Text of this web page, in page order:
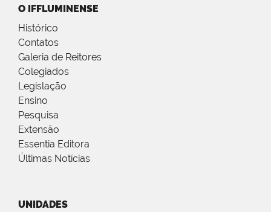
O IFFLUMINENSE
Histórico
Contatos
Galeria de Reitores
Colegiados
Legislação
Ensino
Pesquisa
Extensão
Essentia Editora
Últimas Notícias
UNIDADES